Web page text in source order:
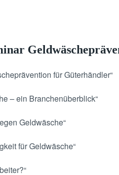
für Güterhändler“
– ein Branchenüberblick“
Geldwäsche“
für Geldwäsche“